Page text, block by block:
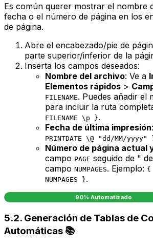
Es común querer mostrar el nombre
fecha o el número de página en los
de página.
Abre el encabezado/pie de
parte superior/inferior de la
Inserta los campos deseados:
Nombre del archivo: Ve a
Elementos rápidos >
FILENAME. Puedes añadir el
para incluir la ruta
FILENAME \p }.
Fecha de última impresión:
PRINTDATE \@ "dd/MM/yyyy"
Número de página actual
campo PAGE seguido de "
campo NUMPAGES. Ejemplo: {
NUMPAGES }.
90% Automatizado
5.2. Generación de Tablas de
Automáticas 📚